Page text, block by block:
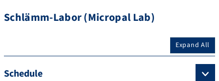
Schlämm-Labor (Micropal Lab)
Expand All
Schedule